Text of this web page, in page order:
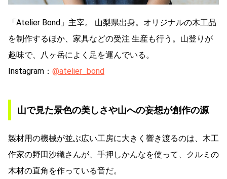
「Atelier Bond」主宰。 山梨県出身。オリジナルの木工品
を制作するほか、家具などの受注 生産も行う。山登りが
趣味で、八ヶ岳によく足を運んでいる。
Instagram： @atelier_bond
山で見た景色の美しさや山への妄想が創作の源
製材用の機械が並ぶ広い工房に大きく響き渡るのは、木工
作家の野田沙織さんが、手押しかんなを使って、クルミの
木材の直角を作っている音だ。